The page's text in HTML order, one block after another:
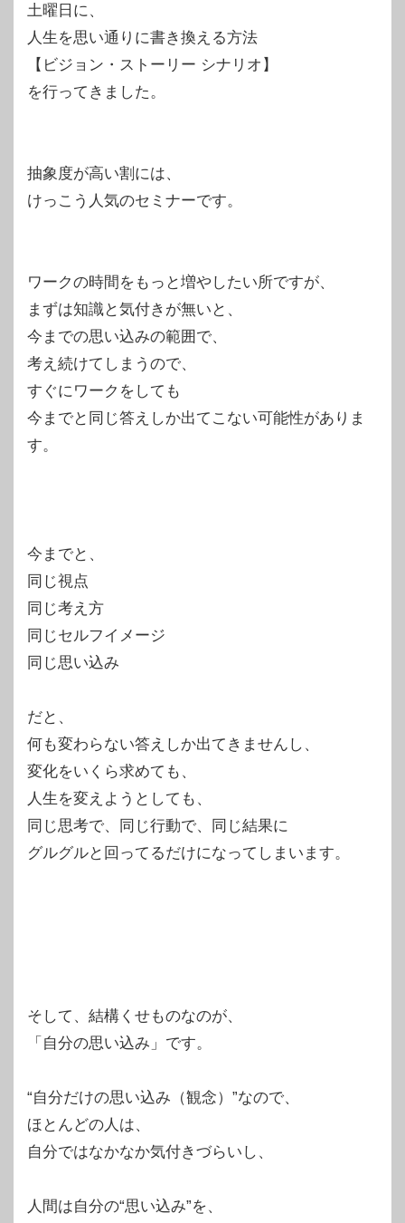
土曜日に、
人生を思い通りに書き換える方法
【ビジョン・ストーリー シナリオ】
を行ってきました。
抽象度が高い割には、
けっこう人気のセミナーです。
ワークの時間をもっと増やしたい所ですが、
まずは知識と気付きが無いと、
今までの思い込みの範囲で、
考え続けてしまうので、
すぐにワークをしても
今までと同じ答えしか出てこない可能性がありま
す。
今までと、
同じ視点
同じ考え方
同じセルフイメージ
同じ思い込み
だと、
何も変わらない答えしか出てきませんし、
変化をいくら求めても、
人生を変えようとしても、
同じ思考で、同じ行動で、同じ結果に
グルグルと回ってるだけになってしまいます。
そして、結構くせものなのが、
「自分の思い込み」です。
“自分だけの思い込み（観念）”なので、
ほとんどの人は、
自分ではなかなか気付きづらいし、
人間は自分の“思い込み”を、